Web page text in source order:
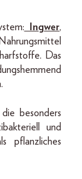
Ingwer,
Das
besonders
und
pflanzliches